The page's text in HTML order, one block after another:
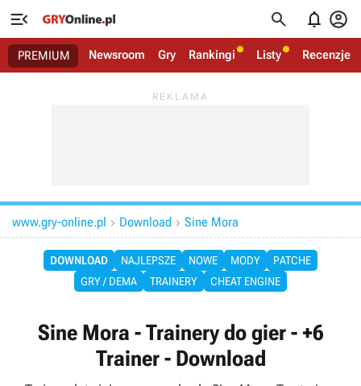
   
PREMIUM Newsroom Gry Rankingi Listy Recenzje
www.gry-online.pl  Download  Sine Mora
DOWNLOAD NAJLEPSZE NOWE MODY
PATCHE
GRY / DEMA
TRAINERY CHEAT ENGINE
Sine Mora - Trainery do gier - +6
Trainer - Download